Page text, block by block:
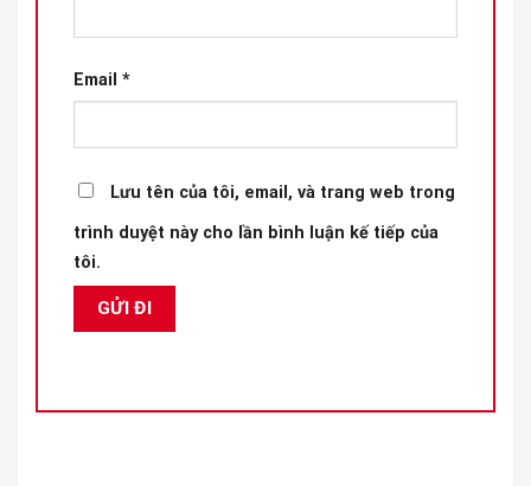
Email *
Lưu tên của tôi, email, và trang web trong
trình duyệt này cho lần bình luận kế tiếp của
tôi.